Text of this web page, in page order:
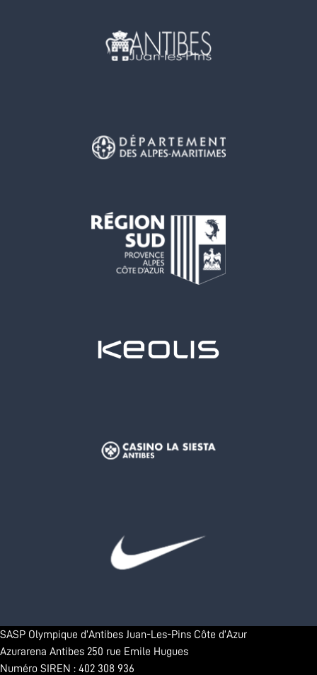
SASP Olympique d’Antibes Juan-Les-Pins Côte d’Azur
Azurarena Antibes 250 rue Emile Hugues
Numéro SIREN : 402 308 936